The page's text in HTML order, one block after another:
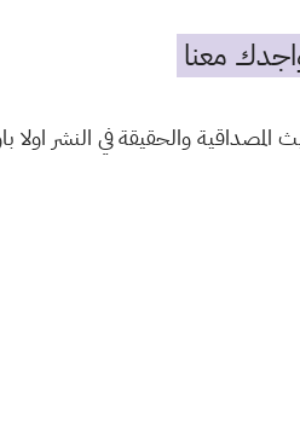
معنا
المصداقية والحقيقة في النشر